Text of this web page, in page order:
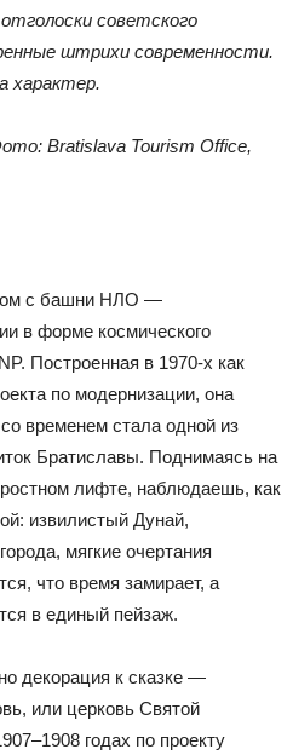
советского
штрихи современности.
характер.
Bratislava Tourism Office,
с башни НЛО —
в форме космического
Построенная в 1970-х как
по модернизации, она
временем стала одной из
Братиславы. Поднимаясь на
лифте, наблюдаешь, как
извилистый Дунай,
мягкие очертания
что время замирает, а
в единый пейзаж.
декорация к сказке —
или церковь Святой
годах по проекту